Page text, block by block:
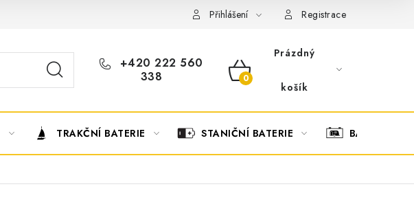
OBCHODNÍ PODMÍNKY OCHRANA OSOBNÍCH ÚDAJŮ
Přihlášení Registrace
+420 222 560
338
NÁKUPNÍ
Prázdný
košík
TRAKČNÍ BATERIE STANIČNÍ BATERIE BATERIOVÉ